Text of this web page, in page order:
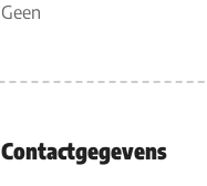
Geen
Contactgegevens